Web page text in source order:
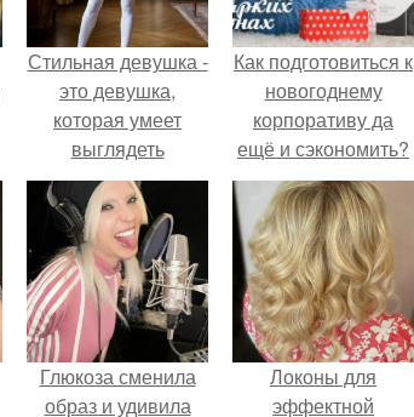
Стильная девушка -
это девушка,
которая умеет
выглядеть
привлекательно и
элегантно в любои
ситуации.
Как подготовиться к
новогоднему
корпоративу да
ещё и сэкономить?
Глюкоза сменила
образ и удивила
Локоны для
эффектной